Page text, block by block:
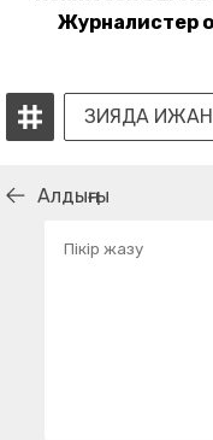
Журналистер
ЗИЯДА
Алдыңғы